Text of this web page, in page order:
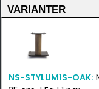
VARIANTER
NS-STYLUM1S-OAK: